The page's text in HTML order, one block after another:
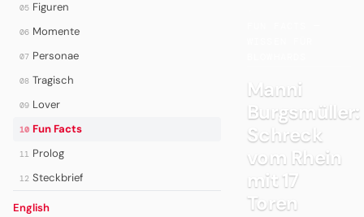
05 Figuren
06 Momente
07 Personae
08 Tragisch
09 Lover
10 Fun Facts
11 Prolog
12 Steckbrief
English
Manni
Burgsmüller:
Schreck
vom Rhein
mit 17
Toren